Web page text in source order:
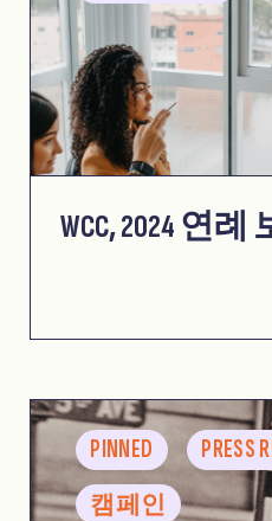
WCC, 2024 연
PINNED
PRESS
캠페인